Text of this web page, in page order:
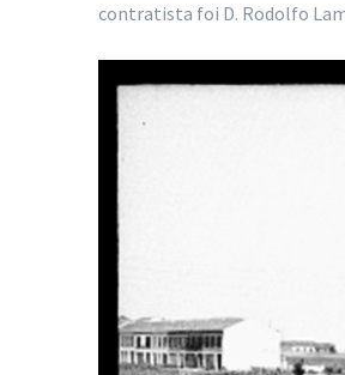
contratista foi D. Rodolfo